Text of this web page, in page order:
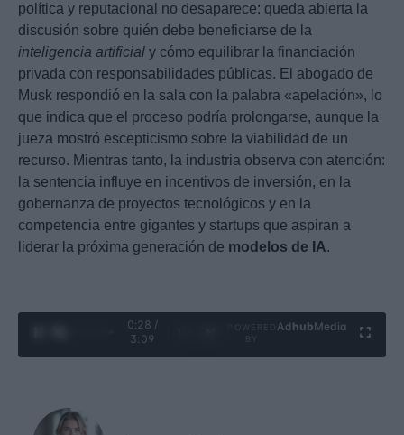
política y reputacional no desaparece: queda abierta la
discusión sobre quién debe beneficiarse de la
inteligencia artificial y cómo equilibrar la financiación
privada con responsabilidades públicas. El abogado de
Musk respondió en la sala con la palabra «apelación», lo
que indica que el proceso podría prolongarse, aunque la
jueza mostró escepticismo sobre la viabilidad de un
recurso. Mientras tanto, la industria observa con atención:
la sentencia influye en incentivos de inversión, en la
gobernanza de proyectos tecnológicos y en la
competencia entre gigantes y startups que aspiran a
liderar la próxima generación de modelos de IA.
0:29 /
3:09
Ad hubMedia